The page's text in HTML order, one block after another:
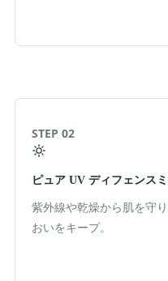
STEP 02
ピュア UV ディフェンス
紫外線や乾燥から肌を守
おいをキープ。